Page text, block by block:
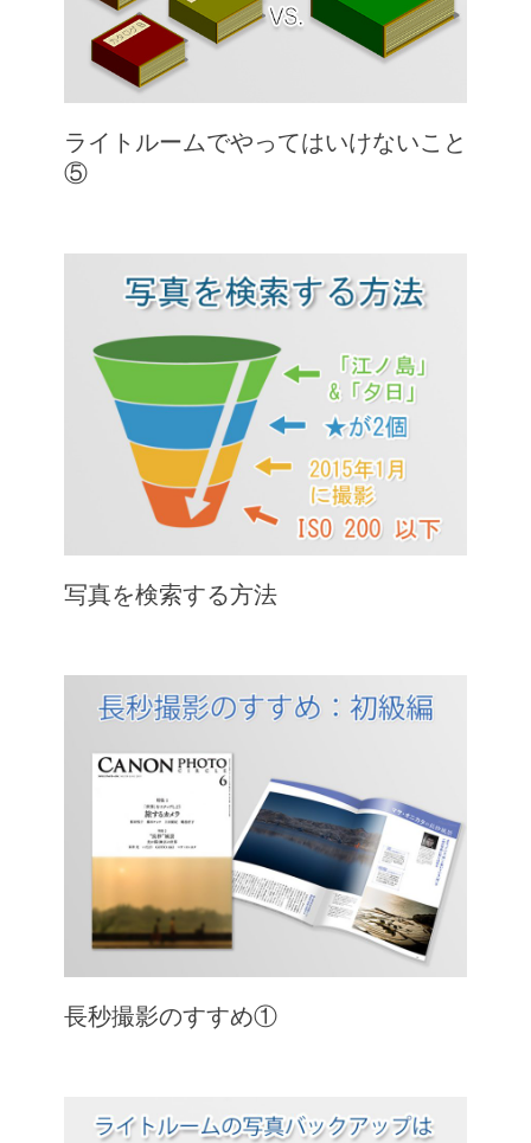
ライトルームでやってはいけないこと
⑤
写真を検索する方法
長秒撮影のすすめ①